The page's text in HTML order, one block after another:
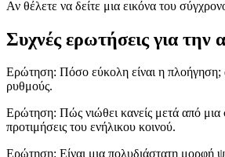
Αν θέλετε να δείτε μια εικόνα του
Συχνές ερωτήσεις για την
Ερώτηση: Πόσο εύκολη είναι η πλοήγηση;
ρυθμούς.
Ερώτηση: Πώς νιώθει κανείς μετά από μια
προτιμήσεις του ενήλικου κοινού.
Ερώτηση: Είναι μια πολυδιάστατη μορφή